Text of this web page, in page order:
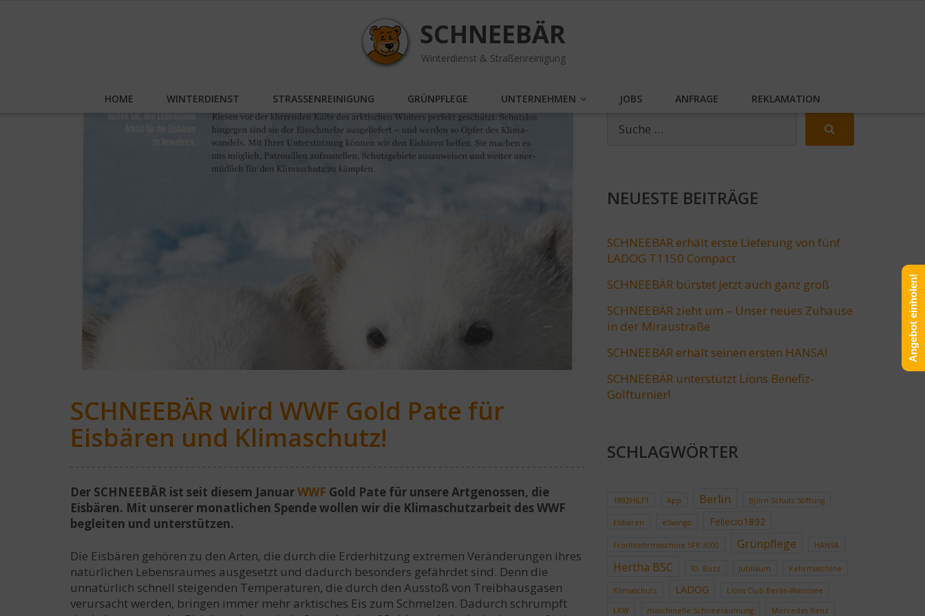
SCHNEEBÄR
Winterdienst & Straßenreinigung
HOME WINTERDIENST STRASSENREINIGUNG GRÜNPFLEGE UNTERNEHMEN JOBS ANFRAGE REKLAMATION
SCHNEEBÄR wird WWF Gold Pate für
Eisbären und Klimaschutz!
Der SCHNEEBÄR ist seit diesem JanuarWWF Gold Pate für unsere Artgenossen, die
Eisbären. Mit unserer monatlichen Spende wollen wir die Klimaschutzarbeit des WWF
begleiten und unterstützen.
Die Eisbären gehören zu den Arten, die durch die Erderhitzung extremen Veränderungen ihres
natürlichen Lebensraumes ausgesetzt und dadurch besonders gefährdet sind. Denn die
unnatürlich schnell steigenden Temperaturen, die durch den Ausstoß von Treibhausgasen
verursacht werden, bringen immer mehr arktisches Eis zum Schmelzen. Dadurch schrumpft
NEUESTE BEITRÄGE
SCHNEEBÄR erhält erste Lieferung von fünf
LADOG T1150 Compact
SCHNEEBÄR bürstet jetzt auch ganz groß
SCHNEEBÄR zieht um – Unser neues Zuhause
in der Miraustraße
SCHNEEBÄR erhält seinen ersten HANSA!
SCHNEEBÄR unterstützt Lions Benefiz-
Golfturnier!
SCHLAGWÖRTER
1892HILFT App Berlin Björn Schulz Stiftung
Eisbären eSwingo Feliecio1892
Frontkehrmaschine SFK 3000 Grünpflege HANSA
Hertha BSC ID. Buzz Jubiläum Kehrmaschine
Klimaschutz LADOG Lions Club Berlin-Wannsee
LKW maschinelle Schneeräumung
Mercedes Benz
Angebot einholen!